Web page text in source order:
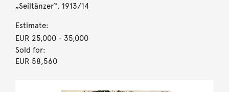
„Seiltänzer“. 1913/14
Estimate:
EUR 25,000- 35,000
Sold for:
EUR 58,560